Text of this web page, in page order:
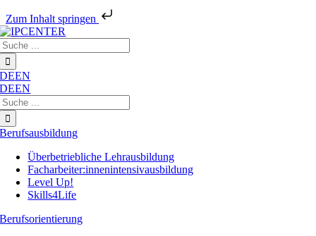
Zum Inhalt springen
Zum
Inhalt
springen
DEEN
DEEN
Berufsausbildung
Überbetriebliche Lehrausbildung
Facharbeiter:innenintensivausbildung
Level Up!
Skills4Life
Berufsorientierung